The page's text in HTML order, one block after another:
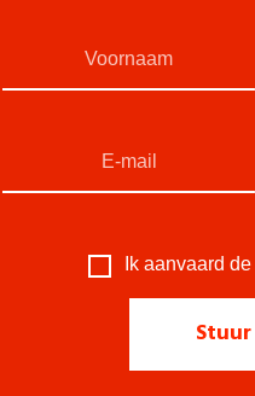
Ik aanvaard de